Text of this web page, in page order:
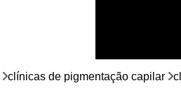
clínicas de pigmentação capilar